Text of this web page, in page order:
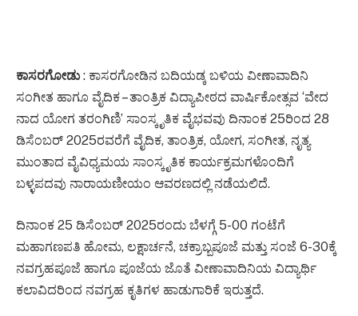
ಕಾಸರಗೋಡು: ಕಾಸರಗೋಡಿನ ಬದಿಯಡ್ಕ ಬಳಿಯ ವೀಣಾವಾದಿನಿ
ಸಂಗೀತ ಹಾಗೂ ವೈದಿಕ – ತಾಂತ್ರಿಕ ವಿದ್ಯಾಪೀಠದ ವಾರ್ಷಿಕೋತ್ಸವ ‘ವೇದ
ನಾದ ಯೋಗ ತರಂಗಿಣಿ’ ಸಾಂಸ್ಕೃತಿಕ ವೈಭವವು ದಿನಾಂಕ 25ರಿಂದ 28
ಡಿಸೆಂಬರ್ 2025ರವರೆಗೆ ವೈದಿಕ, ತಾಂತ್ರಿಕ, ಯೋಗ, ಸಂಗೀತ, ನೃತ್ಯ
ಮುಂತಾದ ವೈವಿಧ್ಯಮಯ ಸಾಂಸ್ಕೃತಿಕ ಕಾರ್ಯಕ್ರಮಗಳೊಂದಿಗೆ
ಬಳ್ಳಪದವು ನಾರಾಯಣೀಯಂ ಆವರಣದಲ್ಲಿ ನಡೆಯಲಿದೆ.
ದಿನಾಂಕ 25 ಡಿಸೆಂಬರ್ 2025ರಂದು ಬೆಳಗ್ಗೆ 5-00 ಗಂಟೆಗೆ
ಮಹಾಗಣಪತಿ ಹೋಮ, ಲಕ್ಷಾರ್ಚನೆ, ಚಕ್ರಾಬ್ಬಪೂಜೆ ಮತ್ತು ಸಂಜೆ 6-30ಕ್ಕೆ
ನವಗ್ರಹಪೂಜೆ ಹಾಗೂ ಪೂಜೆಯ ಜೊತೆ ವೀಣಾವಾದಿನಿಯ ವಿದ್ಯಾರ್ಥಿ
ಕಲಾವಿದರಿಂದ ನವಗ್ರಹ ಕೃತಿಗಳ ಹಾಡುಗಾರಿಕೆ ಇರುತ್ತದೆ.